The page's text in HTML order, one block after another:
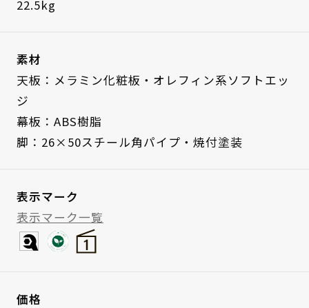
22.5kg
素材
天板：メラミン化粧板・オレフィン系ソフトエッ
ジ
幕板：ABS樹脂
脚：26×50スチール角パイプ・焼付塗装
表示マーク
表示マーク一覧
価格